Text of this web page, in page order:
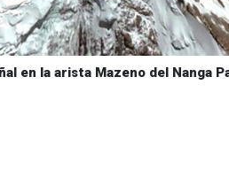
en la arista Mazeno del Nanga